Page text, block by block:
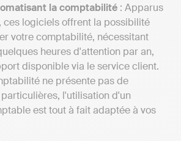
la comptabilité : Apparus
ces logiciels offrent la possibilité
votre comptabilité, nécessitant
heures d'attention par an,
disponible via le service client.
ne présente pas de
l'utilisation d'un
est tout à fait adaptée à vos